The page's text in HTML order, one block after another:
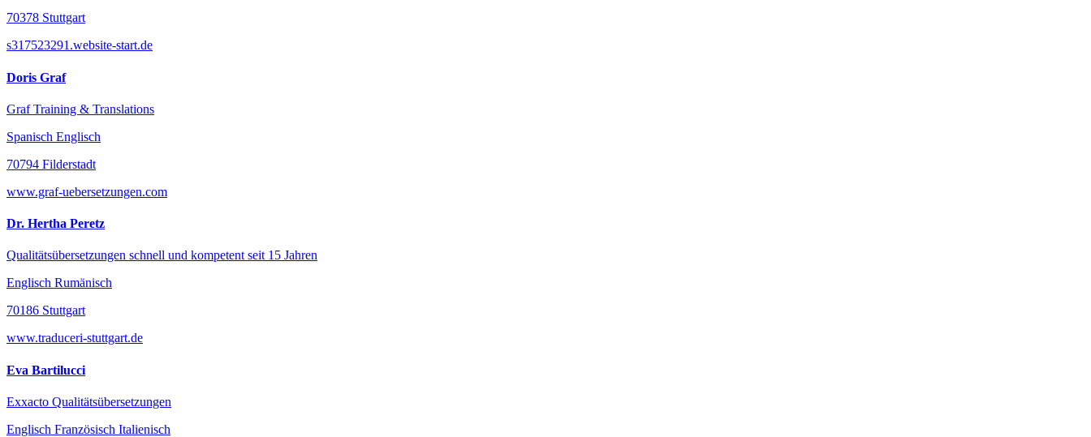
70378 Stuttgart
s317523291.website-start.de
Doris Graf
Graf Training & Translations
Spanisch Englisch
70794 Filderstadt
www.graf-uebersetzungen.com
Dr. Hertha Peretz
Qualitätsübersetzungen schnell und kompetent seit 15 Jahren
Englisch Rumänisch
70186 Stuttgart
www.traduceri-stuttgart.de
Eva Bartilucci
Exxacto Qualitätsübersetzungen
Englisch Französisch Italienisch